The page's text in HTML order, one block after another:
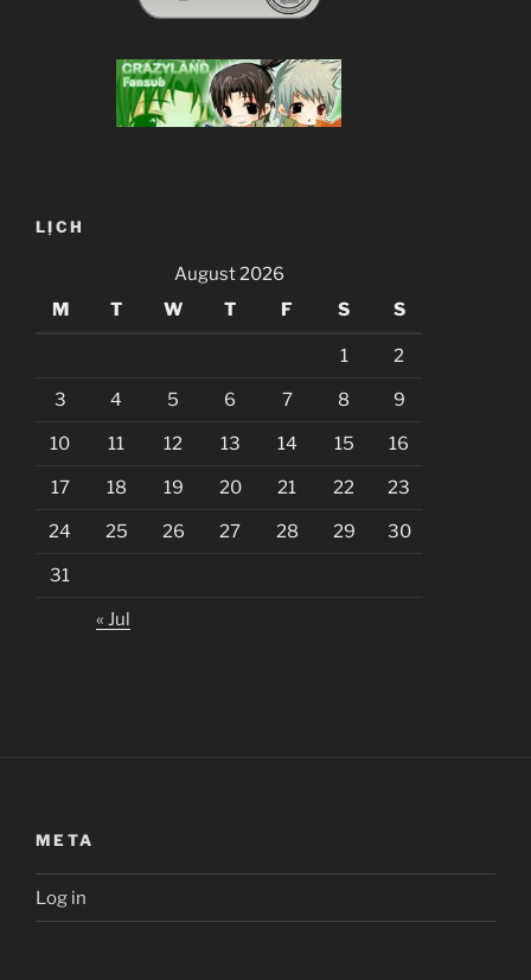
LỊCH
August 2026
M
T W T F S S
1 2
3 4 5 6 7 8 9
10 11 12 13 14 15 16
17 18 19 20 21 22 23
24 25 26 27 28 29 30
31
« Jul
META
Log in